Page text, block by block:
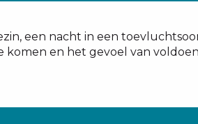
een nacht in een
komen en het gevoel van